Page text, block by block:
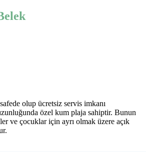
olup ücretsiz servis imkanı
özel kum plaja sahiptir. Bunun
ve çocuklar için ayrı olmak üzere açık